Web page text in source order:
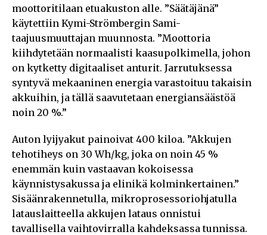
moottoritilaan etuakuston alle. ”Säätäjänä”
käytettiin Kymi-Strömbergin Sami-
taajuusmuuttajan muunnosta. ”Moottoria
kiihdytetään normaalisti kaasupolkimella, johon
on kytketty digitaaliset anturit. Jarrutuksessa
syntyvä mekaaninen energia varastoituu takaisin
akkuihin, ja tällä saavutetaan energiansäästöä
noin 20 %.”
Auton lyijyakut painoivat 400 kiloa. ”Akkujen
tehotiheys on 30 Wh/kg, joka on noin 45 %
enemmän kuin vastaavan kokoisessa
käynnistysakussa ja elinikä kolminkertainen.”
Sisäänrakennetulla, mikroprosessoriohjatulla
latauslaitteella akkujen lataus onnistui
tavallisella vaihtovirralla kahdeksassa tunnissa.